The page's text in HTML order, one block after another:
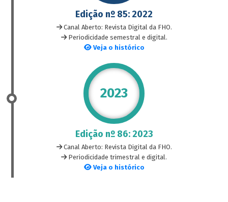
Edição nº 85: 2022
Canal Aberto: Revista Digital da FHO.
Periodicidade semestral e digital.
Veja o histórico
2023
Edição nº 86: 2023
Canal Aberto: Revista Digital da FHO.
Periodicidade trimestral e digital.
Veja o histórico